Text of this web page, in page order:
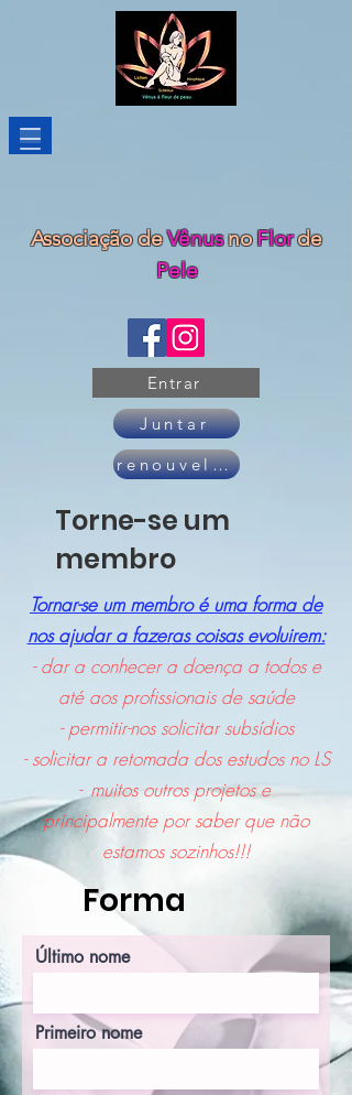
Associação deVênusno Florde
Pele
Entrar
Juntar
renouveler son adhésion
Torne-se um
membro
Tornar-se um membro é uma forma de
nos ajudar a fazeras coisas evoluirem:
- dar a conhecer a doença a todos e
até aos profissionais de saúde
- permitir-nos solicitar subsídios
- solicitar a retomada dos estudos no LS
- muitos outros projetos e
principalmente por saber que não
estamos sozinhos!!!
Forma
Último nome
Primeiro nome